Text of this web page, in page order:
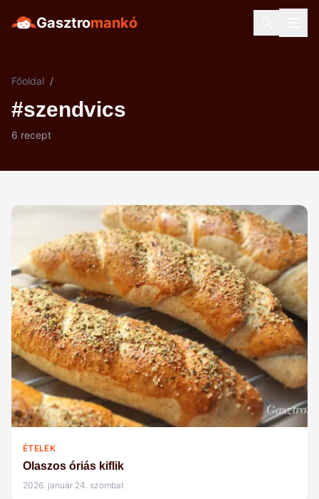
Gasztromankó
Főoldal /
#szendvics
6 recept
ÉTELEK
Olaszos óriás kiflik
2026. január 24. szombat